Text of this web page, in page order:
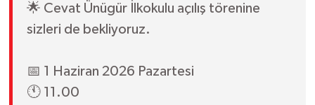
🌟 Cevat Ünügür İlkokulu açılış törenine
sizleri de bekliyoruz.
📅 1 Haziran 2026 Pazartesi
🕚 11.00